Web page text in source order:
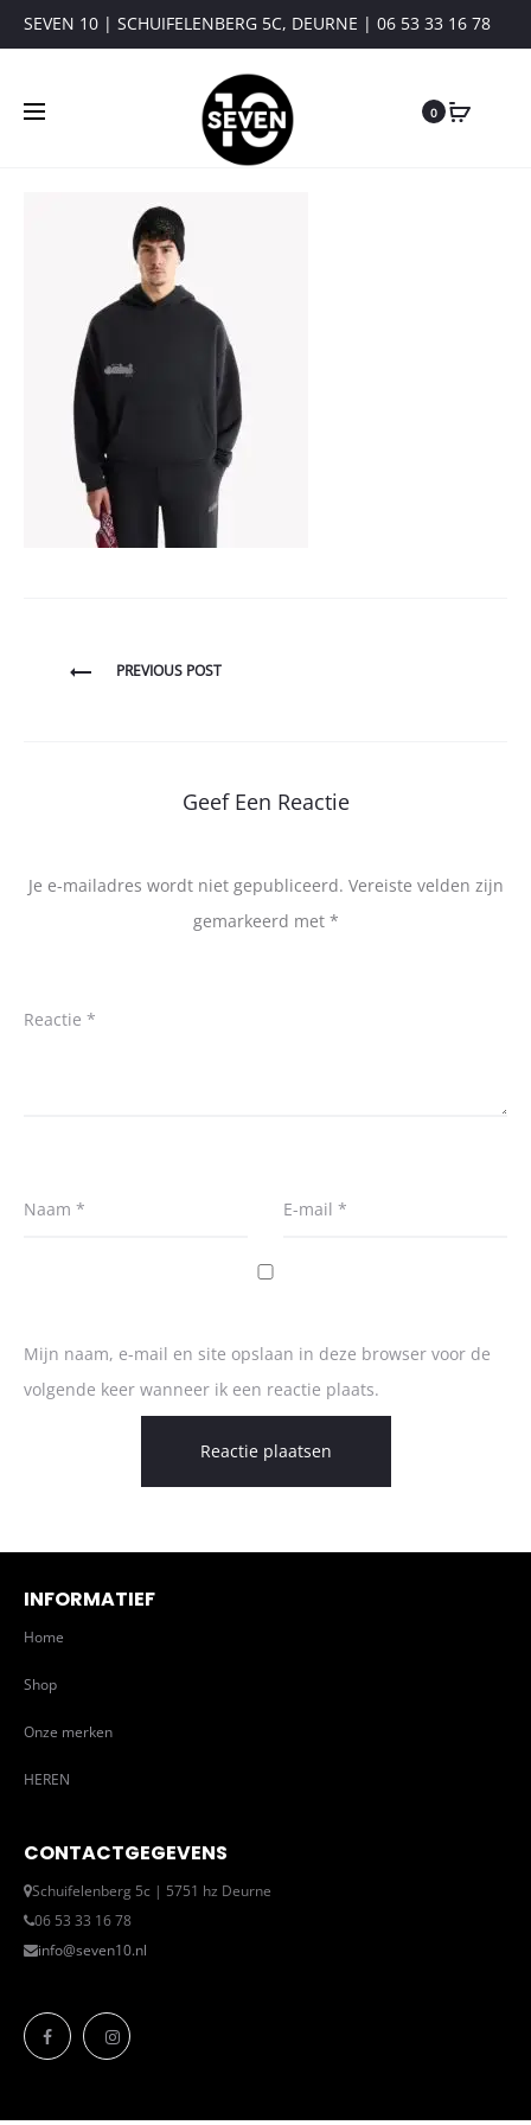
SEVEN 10 | SCHUIFELENBERG 5C, DEURNE | 06 53 33 16 78
0
BerichtPREVIOUS POST
Geef Een Reactie
Je e-mailadres wordt niet gepubliceerd. Vereiste velden zijn
gemarkeerd met *
Reactie *
Naam * E-mail *
Mijn naam, e-mail en site opslaan in deze browser voor de
volgende keer wanneer ik een reactie plaats.
INFORMATIEF
Home
Shop
Onze merken
HEREN
CONTACTGEGEVENS
Schuifelenberg 5c | 5751 hz Deurne
06 53 33 16 78
info@seven10.nl